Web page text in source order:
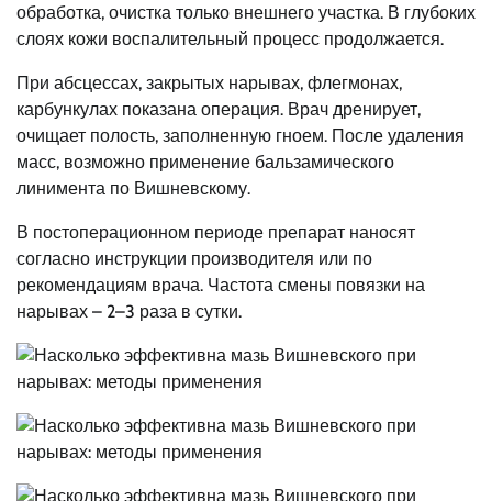
обработка, очистка только внешнего участка. В глубоких
слоях кожи воспалительный процесс продолжается.
При абсцессах, закрытых нарывах, флегмонах,
карбункулах показана операция. Врач дренирует,
очищает полость, заполненную гноем. После удаления
масс, возможно применение бальзамического
линимента по Вишневскому.
В постоперационном периоде препарат наносят
согласно инструкции производителя или по
рекомендациям врача. Частота смены повязки на
нарывах – 2–3 раза в сутки.